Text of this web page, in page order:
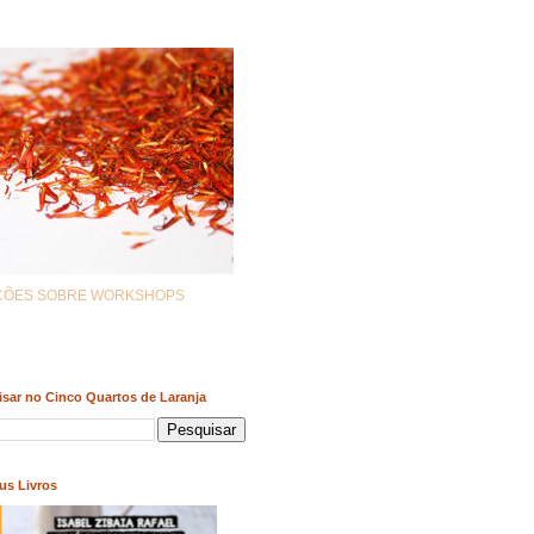
SOBRE WORKSHOPS
no Cinco Quartos de Laranja
Livros